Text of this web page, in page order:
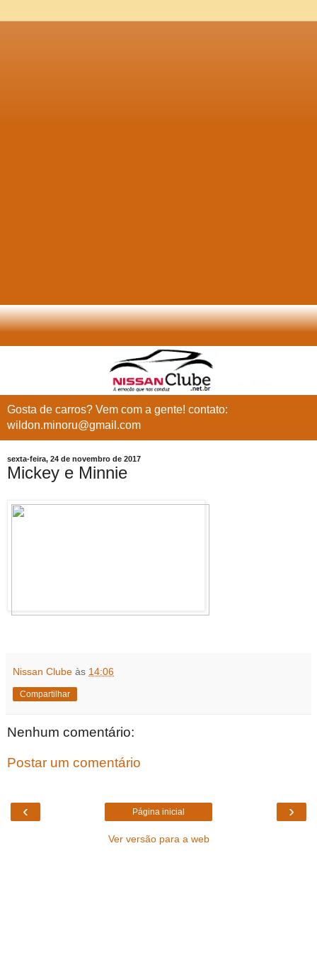
Gosta de carros? Vem com a gente! contato:
wildon.minoru@gmail.com
sexta-feira, 24 de novembro de 2017
Mickey e Minnie
Nissan Clube às 14:06
Compartilhar
Nenhum comentário:
Postar um comentário
‹ ›
Página inicial
Ver versão para a web